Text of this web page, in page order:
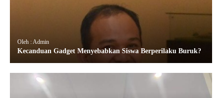
Oleh : Admin
Kecanduan Gadget Menyebabkan Siswa Berperilaku Buruk?